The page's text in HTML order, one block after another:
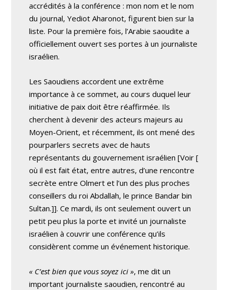
accrédités à la conférence : mon nom et le nom
du journal, Yediot Aharonot, figurent bien sur la
liste. Pour la première fois, l’Arabie saoudite a
officiellement ouvert ses portes à un journaliste
israélien.
Les Saoudiens accordent une extrême
importance à ce sommet, au cours duquel leur
initiative de paix doit être réaffirmée. Ils
cherchent à devenir des acteurs majeurs au
Moyen-Orient, et récemment, ils ont mené des
pourparlers secrets avec de hauts
représentants du gouvernement israélien[Voir [
où il est fait état, entre autres, d’une rencontre
secrète entre Olmert et l’un des plus proches
conseillers du roi Abdallah, le prince Bandar bin
Sultan.]]. Ce mardi, ils ont seulement ouvert un
petit peu plus la porte et invité un journaliste
israélien à couvrir une conférence qu’ils
considèrent comme un événement historique.
« C’est bien que vous soyez ici », me dit un
important journaliste saoudien, rencontré au